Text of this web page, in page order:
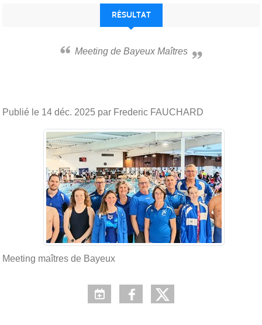
RÉSULTAT
Meeting de Bayeux Maîtres
Publié le 14 déc. 2025 par Frederic FAUCHARD
Meeting maîtres de Bayeux